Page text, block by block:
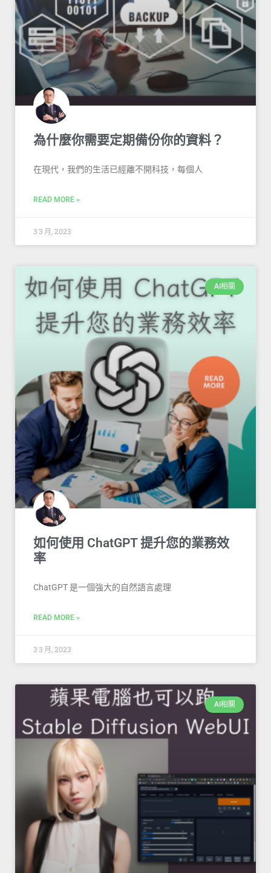
為什麼你需要定期備份你的資料？
在現代，我們的生活已經離不開科技，每個人
READ MORE »
3 3 月, 2023
AI相關
如何使用 ChatGPT 提升您的業務效
率
ChatGPT 是一個強大的自然語言處理
READ MORE »
3 3 月, 2023
AI相關